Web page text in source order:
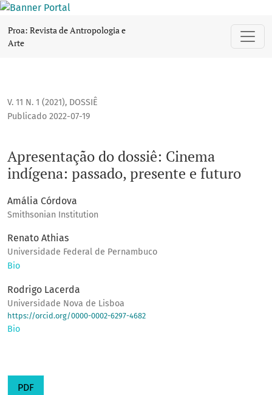
Proa: Revista de Antropologia e
Arte
V. 11 N. 1 (2021), DOSSIÊ
Apresentação do dossiê: Cinema
indígena: passado, presente e futuro
Publicado 2022-07-19
Amália Córdova
Smithsonian Institution
Renato Athias
Universidade Federal de Pernambuco
Bio
Rodrigo Lacerda
Universidade Nova de Lisboa
https://orcid.org/0000-0002-6297-4682
Bio
PDF